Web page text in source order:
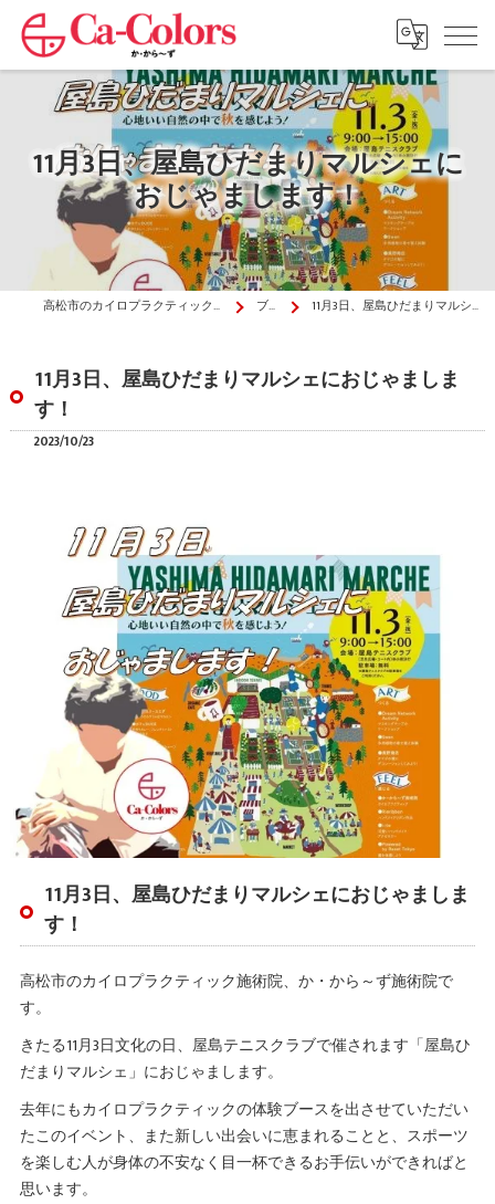
11月3日、屋島ひだまりマルシェに
おじゃまします！
高松市のカイロプラクティックはか・から～ず施術院 ブログ 11月3日、屋島ひだまりマルシェにおじゃまします！
11月3日、屋島ひだまりマルシェにおじゃましま
す！
2023/10/23
11月3日、屋島ひだまりマルシェにおじゃましま
す！
高松市のカイロプラクティック施術院、か・から～ず施術院で
す。
きたる11月3日文化の日、屋島テニスクラブで催されます「屋島ひ
だまりマルシェ」におじゃまします。
去年にもカイロプラクティックの体験ブースを出させていただい
たこのイベント、また新しい出会いに恵まれることと、スポーツ
を楽しむ人が身体の不安なく目一杯できるお手伝いができればと
思います。